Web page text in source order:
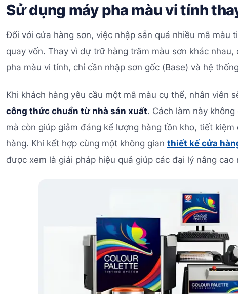
Sử dụng máy pha màu vi tính
Đối với cửa hàng sơn, việc nhập sẵn quá nhiều mã màu
quay vốn. Thay vì dự trữ hàng trăm màu sơn khác
pha màu vi tính, chỉ cần nhập sơn gốc (Base) và hệ
Khi khách hàng yêu cầu một mã màu cụ thể, nhân viên
công thức chuẩn từ nhà sản xuất. Cách làm này
mà còn giúp giảm đáng kể lượng hàng tồn kho, tiết
hàng. Khi kết hợp cùng một không gian thiết kế cửa
được xem là giải pháp hiệu quả giúp các đại lý nâng